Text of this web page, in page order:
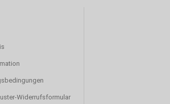
Widerrufsformular